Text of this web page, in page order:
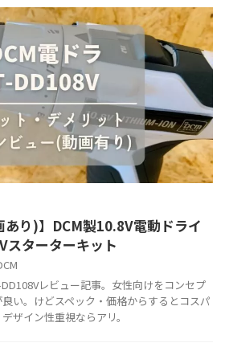
あり)】DCM製10.8V電動ドライ
ターターキット
レビュー記事。女性向けをコンセプ
い。けどスペック・価格からするとコスパ
ザイン性重視ならアリ。